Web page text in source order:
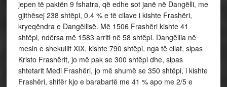
jepen të paktën 9 fshatra, që edhe sot janë në Dangëlli, me
gjithësej 238 shtëpi, 0.4 % e të cilave i kishte Frashëri,
kryeqëndra e Dangëllisë. Më 1506 Frashëri kishte 41
shtëpi, ndërsa më 1583 arriti në 58 shtëpi. Dangëllia në
mesin e shekullit XIX, kishte 790 shtëpi, nga të cilat, sipas
Kristo Frashërit, jo më pak se 300 shtëpi dhe, sipas
shtetarit Medi Frashëri, jo më shumë se 350 shtëpi, i kishte
Frashëri, shifër kjo e barabartë me 41 % apo me 2/5 e